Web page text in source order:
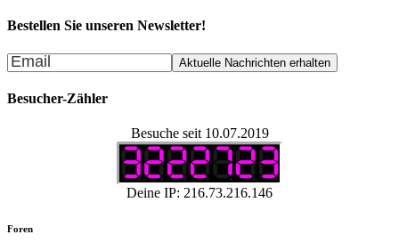
Bestellen Sie unseren Newsletter!
Besucher-Zähler
Besuche seit 10.07.2019
Deine IP: 216.73.216.146
Foren